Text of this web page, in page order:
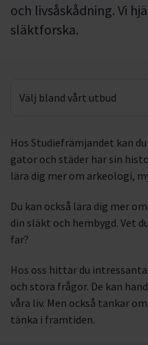
och livsåskådning. Vi
släktforska.
Välj bland vårt utbud
Upptäck Sverige
Hos Studiefrämjandet kan
gator och städer har sin
lära dig mer om arkeologi,
Du kan också lära dig mer
din släkt och hembygd. Vet
far?
Hos oss hittar du
och stora frågor. De kan
våra liv. Men också tankar
tänka i framtiden.